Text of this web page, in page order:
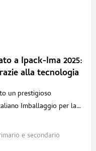
a Ipack-Ima 2025:
alla tecnologia
un prestigioso
Imballaggio per la
di colla o nastro
e secondario